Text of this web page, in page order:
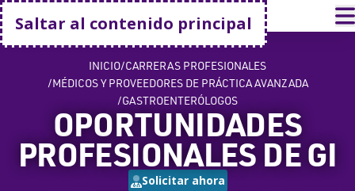
Saltar al contenido principal
Volver a casa
INICIO CARRERAS PROFESIONALES
MÉDICOS Y PROVEEDORES DE PRÁCTICA AVANZADA
GASTROENTERÓLOGOS
OPORTUNIDADES
PROFESIONALES DE GI
Solicitar ahora